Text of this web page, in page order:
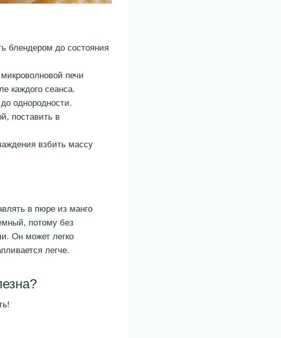
блендером до состояния
печи
каждого сеанса.
однородности.
поставить в
взбить массу
в пюре из манго
потому без
Он может легко
легче.